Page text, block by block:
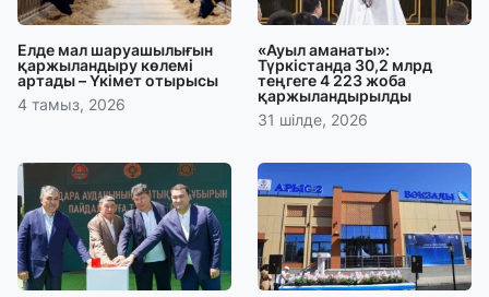
Елде мал шаруашылығын
қаржыландыру көлемі
артады – Үкімет отырысы
4 тамыз, 2026
«Ауыл аманаты»:
Түркістанда 30,2 млрд
теңгеге 4 223 жоба
қаржыландырылды
31 шілде, 2026